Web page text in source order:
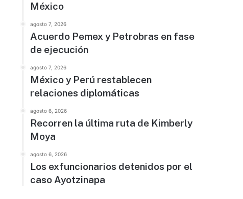
México
agosto 7, 2026
Acuerdo Pemex y Petrobras en fase
de ejecución
agosto 7, 2026
México y Perú restablecen
relaciones diplomáticas
agosto 6, 2026
Recorren la última ruta de Kimberly
Moya
agosto 6, 2026
Los exfuncionarios detenidos por el
caso Ayotzinapa